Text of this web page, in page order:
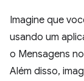
Imagine que
usando um
o Mensagens
Além disso,